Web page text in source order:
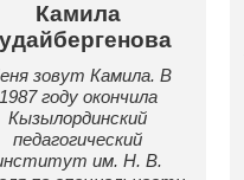
Камила
зовут Камила. В
1987 году окончила
Кызылординский
педагогический
им. Н. В.